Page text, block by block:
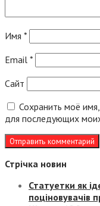
Имя *
Email *
Сайт
Сохранить моё
для последующих
Стрічка новин
Статуетки як
поціновувачів